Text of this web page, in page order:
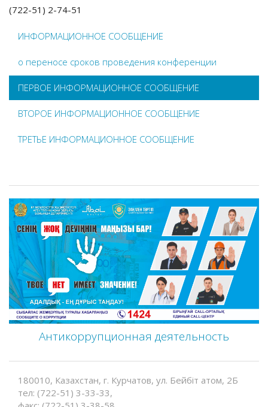
(722-51) 2-74-51
ИНФОРМАЦИОННОЕ СООБЩЕНИЕ
о переносе сроков проведения конференции
ПЕРВОЕ ИНФОРМАЦИОННОЕ СООБЩЕНИЕ
ВТОРОЕ ИНФОРМАЦИОННОЕ СООБЩЕНИЕ
ТРЕТЬЕ ИНФОРМАЦИОННОЕ СООБЩЕНИЕ
Антикоррупционная деятельность
180010, Казахстан, г. Курчатов, ул. Бейбіт атом, 2Б
тел: (722-51) 3-33-33,